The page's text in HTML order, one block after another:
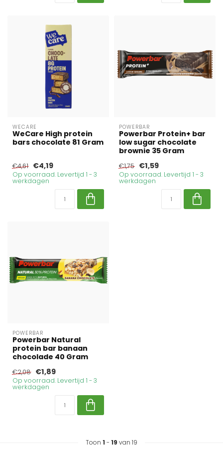
WECARE
WeCare High protein
bars chocolate 81 Gram
€4,61 €4,19
Op voorraad. Levertijd 1 - 3
werkdagen
POWERBAR
Powerbar Protein+ bar
low sugar chocolate
brownie 35 Gram
€1,75 €1,59
Op voorraad. Levertijd 1 - 3
werkdagen
POWERBAR
Powerbar Natural
protein bar banaan
chocolade 40 Gram
€2,08 €1,89
Op voorraad. Levertijd 1 - 3
werkdagen
Toon 1 - 19 van 19